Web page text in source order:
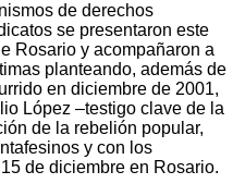
de derechos
se presentaron este
Rosario y acompañaron a
planteando, además de
en diciembre de 2001,
López –testigo clave de la
de la rebelión popular,
y con los
de diciembre en Rosario.